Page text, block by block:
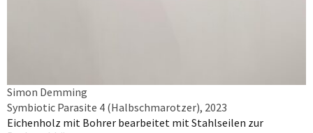
Simon Demming
Symbiotic Parasite 4 (Halbschmarotzer), 2023
Eichenholz mit Bohrer bearbeitet mit Stahlseilen zur